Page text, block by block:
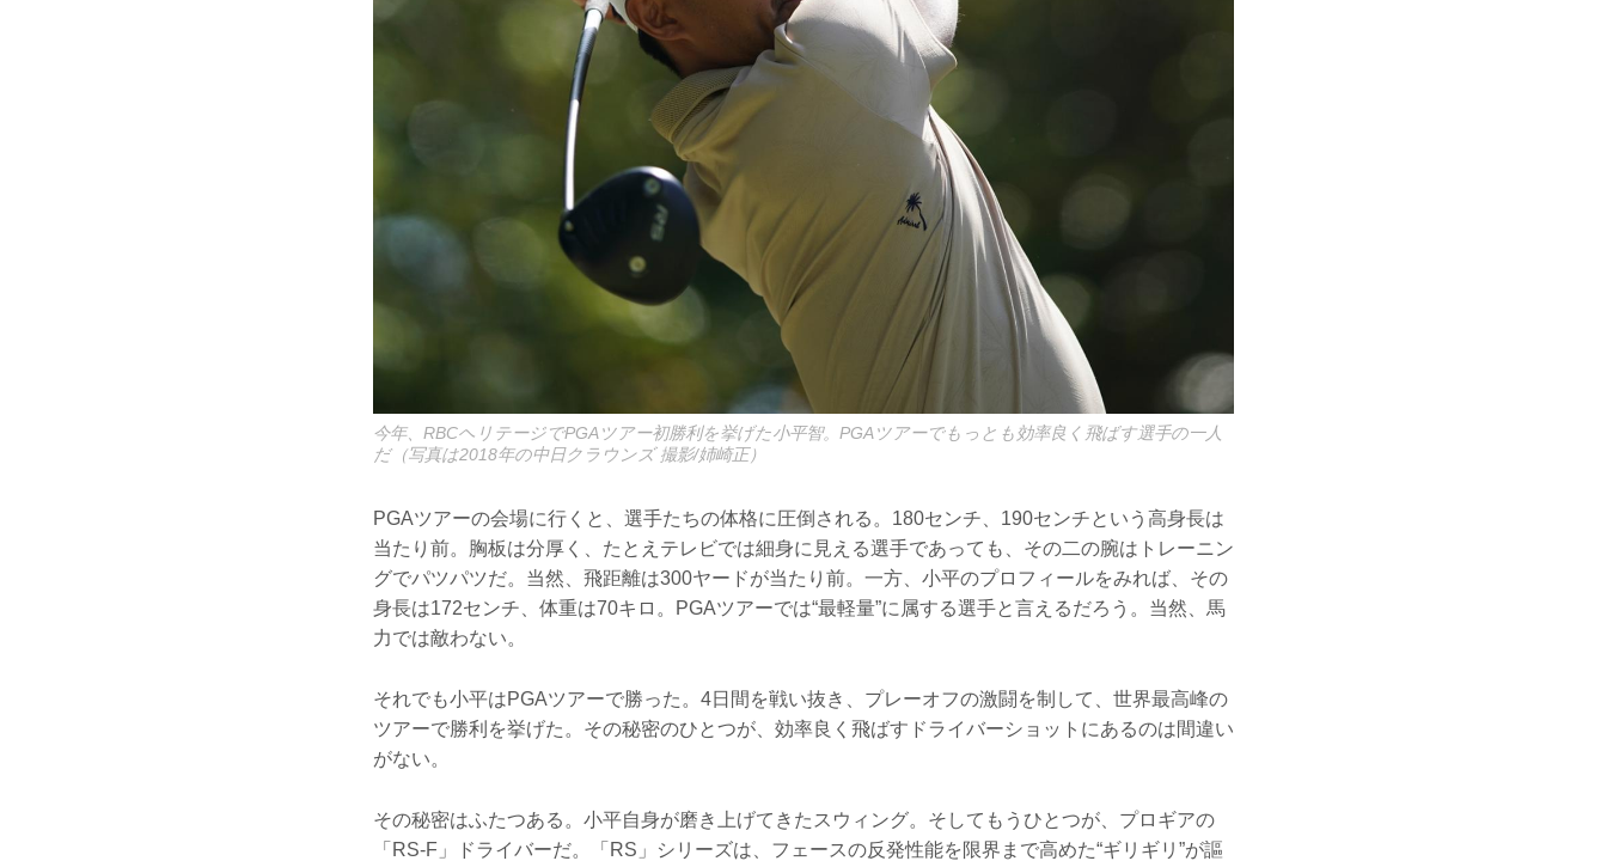
今年、RBCヘリテージでPGAツアー初勝利を挙げた小平智。PGAツアーでもっとも効率良く飛ばす選手の一人
だ（写真は2018年の中日クラウンズ 撮影/姉崎正）
PGAツアーの会場に行くと、選手たちの体格に圧倒される。180センチ、190センチという高身長は
当たり前。胸板は分厚く、たとえテレビでは細身に見える選手であっても、その二の腕はトレーニン
グでパツパツだ。当然、飛距離は300ヤードが当たり前。一方、小平のプロフィールをみれば、その
身長は172センチ、体重は70キロ。PGAツアーでは“最軽量”に属する選手と言えるだろう。当然、馬
力では敵わない。
それでも小平はPGAツアーで勝った。4日間を戦い抜き、プレーオフの激闘を制して、世界最高峰の
ツアーで勝利を挙げた。その秘密のひとつが、効率良く飛ばすドライバーショットにあるのは間違い
がない。
その秘密はふたつある。小平自身が磨き上げてきたスウィング。そしてもうひとつが、プロギアの
「RS-F」ドライバーだ。「RS」シリーズは、フェースの反発性能を限界まで高めた“ギリギリ”が謳